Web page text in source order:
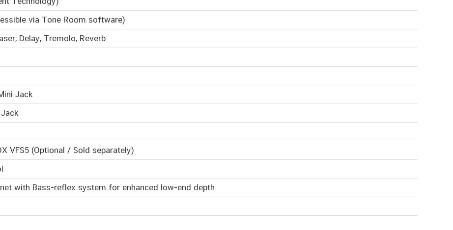
via Tone Room software)
Delay, Tremolo, Reverb
Jack
VFS5 (Optional / Sold separately)
with Bass-reflex system for enhanced low-end depth